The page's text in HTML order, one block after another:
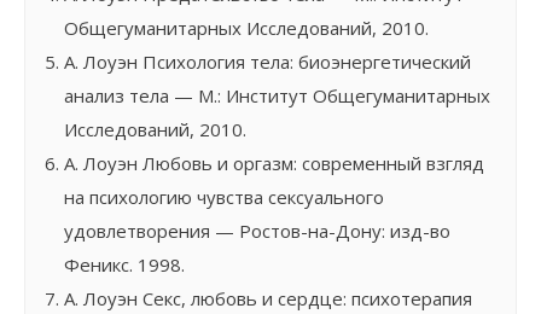
Общегуманитарных Исследований, 2010.
А. Лоуэн Психология тела: биоэнергетический
анализ тела — М.: Институт Общегуманитарных
Исследований, 2010.
А. Лоуэн Любовь и оргазм: современный взгляд
на психологию чувства сексуального
удовлетворения — Ростов-на-Дону: изд-во
Феникс. 1998.
А. Лоуэн Секс, любовь и сердце: психотерапия